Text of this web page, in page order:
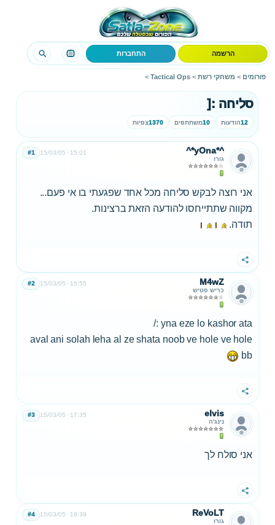
הרשמה התחברות
פורומים > משחקי רשת >
Tactical Ops
>
סליחה :[
12הודעות 10משתתפים 1370צפיות
^*yOna*^
גורו
15/03/05 15:01
#1
אני רוצה לבקש סליחה מכל אחד שפגעתי בו אי פעם...
מקווה שתתייחסו להודעה הזאת ברצינות.
תודה.
שתף
M4wZ
כריש פטיש
15/03/05 15:55
#2
yna eze lo kashor ata :/
aval ani solah leha al ze shata noob ve hole ve hole
bb
שתף
elvis
נינג'ה
15/03/05 17:35
#3
אני סולח לך
שתף
ReVoLT
גורו
15/03/05 19:39
#4